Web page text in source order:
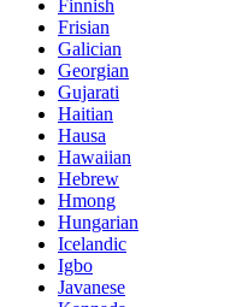
Finnish
Frisian
Galician
Georgian
Gujarati
Haitian
Hausa
Hawaiian
Hebrew
Hmong
Hungarian
Icelandic
Igbo
Javanese